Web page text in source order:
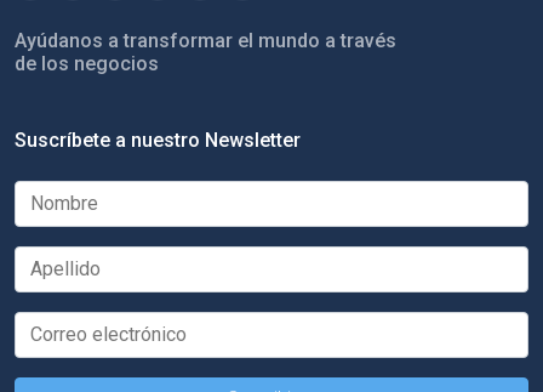
Ayúdanos a transformar el mundo a través
de los negocios
Suscríbete a nuestro Newsletter